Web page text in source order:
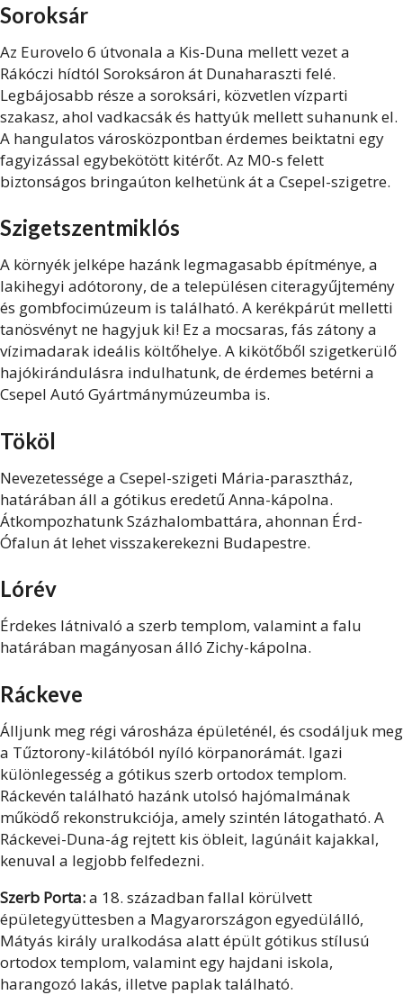
Soroksár
Az Eurovelo 6 útvonala a Kis-Duna mellett vezet a
Rákóczi hídtól Soroksáron át Dunaharaszti felé.
Legbájosabb része a soroksári, közvetlen vízparti
szakasz, ahol vadkacsák és hattyúk mellett suhanunk el.
A hangulatos városközpontban érdemes beiktatni egy
fagyizással egybekötött kitérőt. Az M0-s felett
biztonságos bringaúton kelhetünk át a Csepel-szigetre.
Szigetszentmiklós
A környék jelképe hazánk legmagasabb építménye, a
lakihegyi adótorony, de a településen citeragyűjtemény
és gombfocimúzeum is található. A kerékpárút melletti
tanösvényt ne hagyjuk ki! Ez a mocsaras, fás zátony a
vízimadarak ideális költőhelye. A kikötőből szigetkerülő
hajókirándulásra indulhatunk, de érdemes betérni a
Csepel Autó Gyártmánymúzeumba is.
Tököl
Nevezetessége a Csepel-szigeti Mária-parasztház,
határában áll a gótikus eredetű Anna-kápolna.
Átkompozhatunk Százhalombattára, ahonnan Érd-
Ófalun át lehet visszakerekezni Budapestre.
Lórév
Érdekes látnivaló a szerb templom, valamint a falu
határában magányosan álló Zichy-kápolna.
Ráckeve
Álljunk meg régi városháza épületénél, és csodáljuk meg
a Tűztorony-kilátóból nyíló körpanorámát. Igazi
különlegesség a gótikus szerb ortodox templom.
Ráckevén található hazánk utolsó hajómalmának
működő rekonstrukciója, amely szintén látogatható. A
Ráckevei-Duna-ág rejtett kis öbleit, lagúnáit kajakkal,
kenuval a legjobb felfedezni.
Szerb Porta:a 18. században fallal körülvett
épületegyüttesben a Magyarországon egyedülálló,
Mátyás király uralkodása alatt épült gótikus stílusú
ortodox templom, valamint egy hajdani iskola,
harangozó lakás, illetve paplak található.